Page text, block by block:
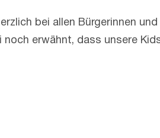
bei allen Bürgerinnen
erwähnt, dass unsere